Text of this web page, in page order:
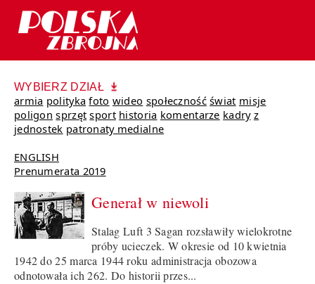
WYBIERZ DZIAŁ
armia polityka foto wideo społeczność świat misje
poligon sprzęt sport historia komentarze kadry z
jednostek patronaty medialne
ENGLISH
Prenumerata 2019
Generał w niewoli
Stalag Luft 3 Sagan rozsławiły wielokrotne
próby ucieczek. W okresie od 10 kwietnia
1942 do 25 marca 1944 roku administracja obozowa
odnotowała ich 262. Do historii przes...